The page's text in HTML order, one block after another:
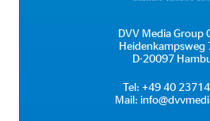
DVV Media Group
Heidenkampsweg
D-20097
Tel: +49 40
Mail: